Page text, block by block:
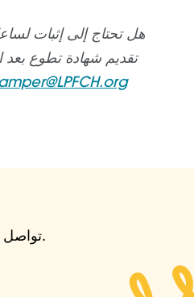
هل تحتاج إلى إثبات
تقديم شهادة تطوع بعد
تواصل معنا! نحن هنا لمساعدتك.